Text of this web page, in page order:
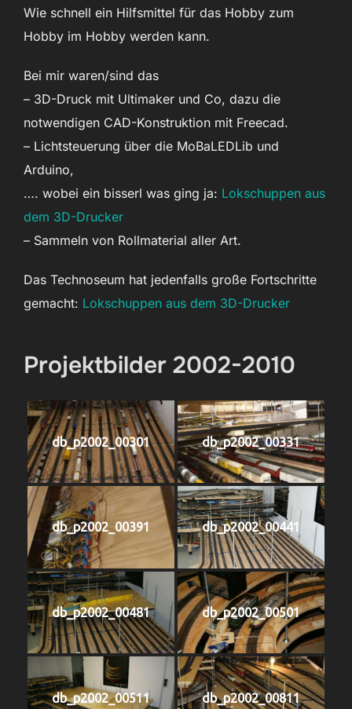
Wie schnell ein Hilfsmittel für das Hobby zum
Hobby im Hobby werden kann.
Bei mir waren/sind das
– 3D-Druck mit Ultimaker und Co, dazu die
notwendigen CAD-Konstruktion mit Freecad.
– Lichtsteuerung über die MoBaLEDLib und
Arduino,
…. wobei ein bisserl was ging ja: Lokschuppen aus
dem 3D-Drucker
– Sammeln von Rollmaterial aller Art.
Das Technoseum hat jedenfalls große Fortschritte
gemacht: Lokschuppen aus dem 3D-Drucker
Projektbilder 2002-2010
db_p2002_00301 db_p2002_00331
db_p2002_00391 db_p2002_00441
db_p2002_00481 db_p2002_00501
db_p2002_00511 db_p2002_00811